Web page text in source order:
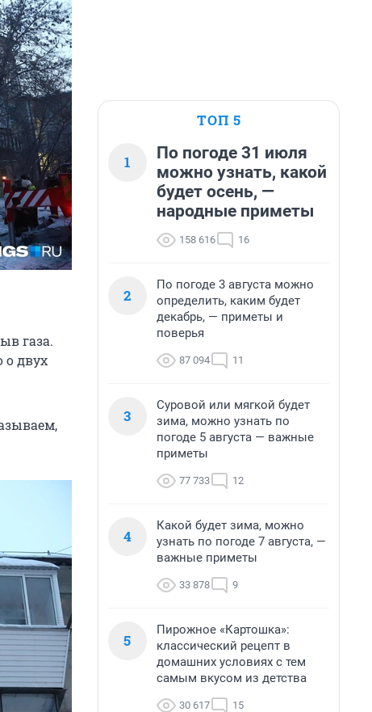
газа.
о двух
ТОП 5
1
По погоде 31 июля
можно узнать, какой
будет осень, —
народные приметы
158 616 16
2
По погоде 3 августа можно
определить, каким будет
декабрь, — приметы и
поверья
87 094 11
3
Суровой или мягкой будет
зима, можно узнать по
погоде 5 августа — важные
приметы
77 733 12
4
Какой будет зима, можно
узнать по погоде 7 августа, —
важные приметы
33 878 9
5
Пирожное «Картошка»:
классический рецепт в
домашних условиях с тем
самым вкусом из детства
30 617 15